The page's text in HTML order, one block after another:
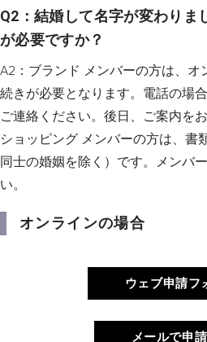
Q2：結婚して名字が変わりま
が必要ですか？
A2：ブランド メンバーの方は、
続きが必要となります。電話の場
ご連絡ください。後日、ご案内をお
ショッピング メンバーの方は、書
同士の婚姻を除く）です。メンバ
い。
オンラインの場合
ウェブ申請フ
メールで申